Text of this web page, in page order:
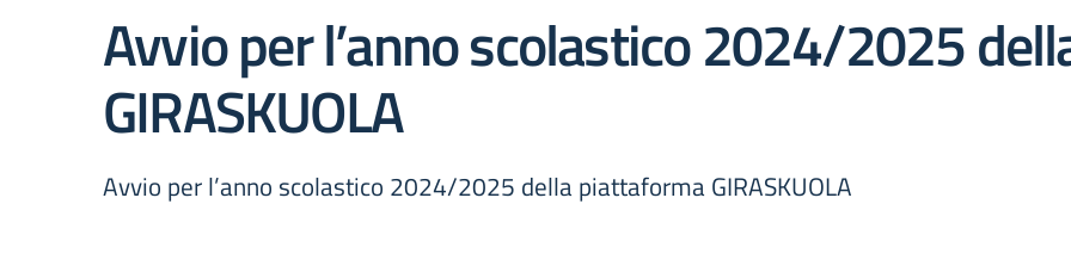
Avvio per l’anno scolastico 2024/2025
GIRASKUOLA
Avvio per l’anno scolastico 2024/2025 della piattaforma GIRASKUOLA